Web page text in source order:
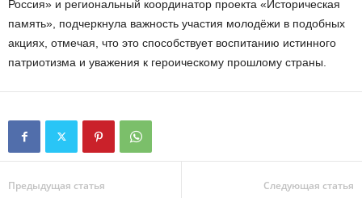
Россия» и региональный координатор проекта «Историческая
память», подчеркнула важность участия молодёжи в подобных
акциях, отмечая, что это способствует воспитанию истинного
патриотизма и уважения к героическому прошлому страны.
Предыдущая статья Следующая статья